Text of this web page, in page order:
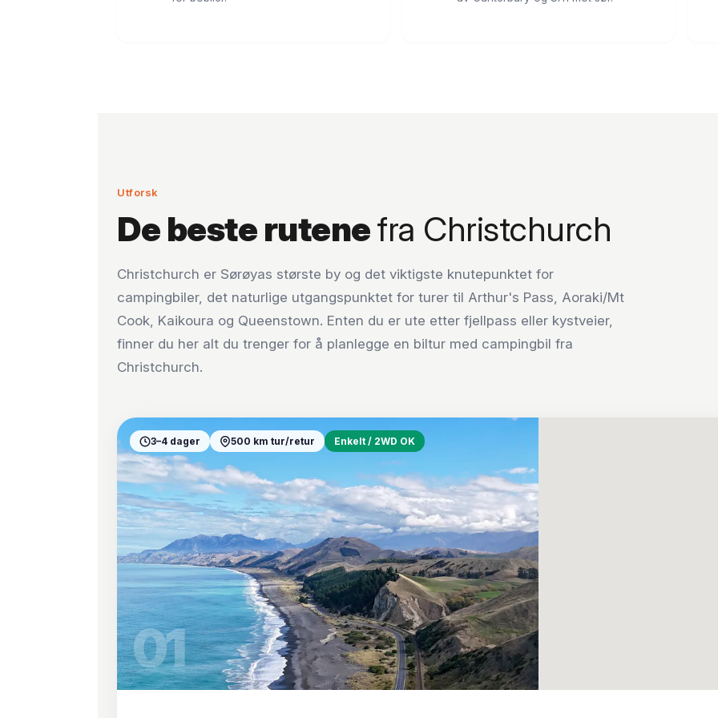
Utforsk
De beste rutenefra Christchurch
Christchurch er Sørøyas største by og det viktigste knutepunktet for
campingbiler, det naturlige utgangspunktet for turer til Arthur's Pass, Aoraki/Mt
Cook, Kaikoura og Queenstown. Enten du er ute etter fjellpass eller kystveier,
finner du her alt du trenger for å planlegge en biltur med campingbil fra
Christchurch.
3–4 dager 500 km tur/retur Enkelt / 2WD OK
01